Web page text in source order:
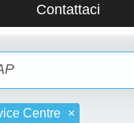
Contattaci
Centre